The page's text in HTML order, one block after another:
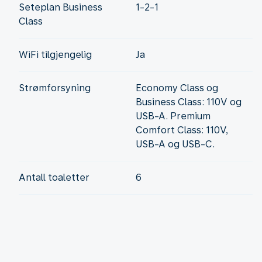
Seteplan Business
Class
1-2-1
WiFi tilgjengelig Ja
Strømforsyning
Economy Class og
Business Class: 110V og
USB-A. Premium
Comfort Class: 110V,
USB-A og USB-C.
Antall toaletter 6